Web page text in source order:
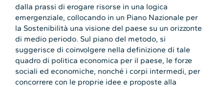
dalla prassi di erogare risorse in una logica
emergenziale, collocando in un Piano Nazionale per
la Sostenibilità una visione del paese su un orizzonte
di medio periodo. Sul piano del metodo, si
suggerisce di coinvolgere nella definizione di tale
quadro di politica economica per il paese, le forze
sociali ed economiche, nonché i corpi intermedi, per
concorrere con le proprie idee e proposte alla